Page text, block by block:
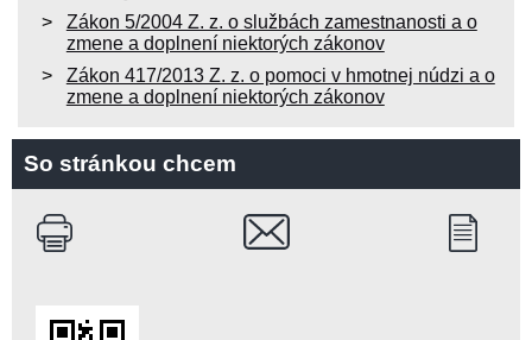
Zákon 5/2004 Z. z. o službách zamestnanosti a o
zmene a doplnení niektorých zákonov
Zákon 417/2013 Z. z. o pomoci v hmotnej núdzi a o
zmene a doplnení niektorých zákonov
So stránkou chcem